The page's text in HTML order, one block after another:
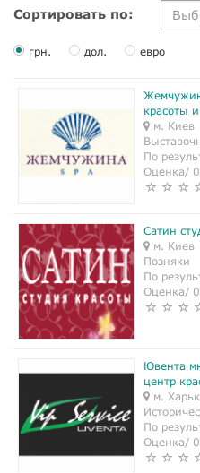
Сортировать по:
грн. дол. евро
красоты
м. Киев
По
Оценка/
Сатин
м. Киев
Позняки
По
Оценка/
Ювента
центр
м.
По
Оценка/